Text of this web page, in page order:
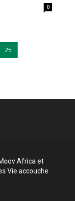
0
25
Africa et
Vie accouche